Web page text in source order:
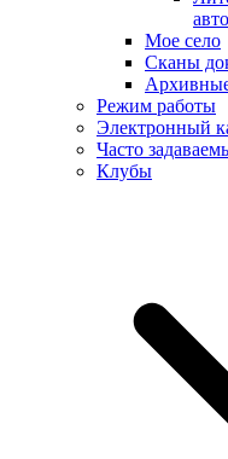
Мое село
Сканы
Режим работы
Электронный
Часто
Клубы